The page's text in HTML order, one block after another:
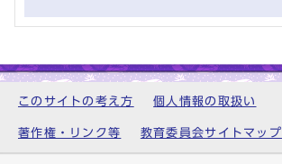
このサイトの考え方 個人情報の取扱い
著作権・リンク等 教育委員会サイトマップ